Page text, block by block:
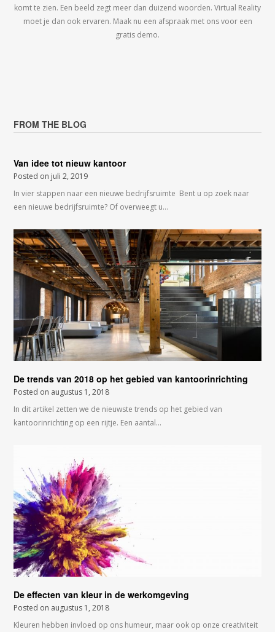
komt te zien. Een beeld zegt meer dan duizend woorden. Virtual Reality
moet je dan ook ervaren. Maak nu een afspraak met ons voor een
gratis demo.
FROM THE BLOG
Van idee tot nieuw kantoor
Posted on juli 2, 2019
In vier stappen naar een nieuwe bedrijfsruimte Bent u op zoek naar
een nieuwe bedrijfsruimte? Of overweegt u…
De trends van 2018 op het gebied van kantoorinrichting
Posted on augustus 1, 2018
In dit artikel zetten we de nieuwste trends op het gebied van
kantoorinrichting op een rijtje. Een aantal…
De effecten van kleur in de werkomgeving
Posted on augustus 1, 2018
Kleuren hebben invloed op ons humeur, maar ook op onze creativiteit